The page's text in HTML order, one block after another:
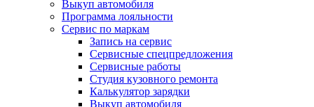
Выкуп автомобиля
Программа лояльности
Сервис по маркам
Запись на сервис
Сервисные спецпредложения
Сервисные работы
Студия кузовного ремонта
Калькулятор зарядки
Выкуп автомобиля